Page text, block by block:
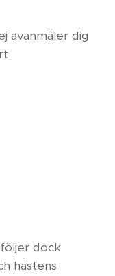
avanmäler dig
dock
hästens